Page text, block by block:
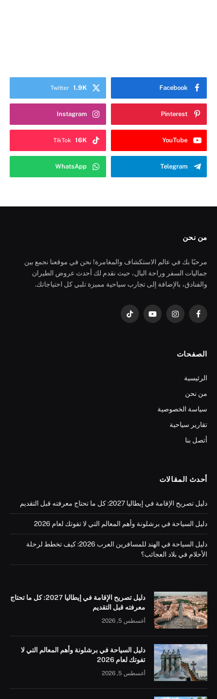
Facebook
Twitter 1.9K
Pinterest
Instagram
YouTube
TikTok 16K
Telegram
WhatsApp
من نحن
مرحبًا بك في عالم الاستكشاف والمغامرة! نحن في موقعنا نجمع بين
جماليات السفر وراحة البال، حيث نقدم لك أحدث عروض الطيران
والفنادق، بالإضافة إلى تجارب سياحية مميزة تلبي كل احتياجاتك.
فيسبوكالانستغراميوتيوب تيكتوك
الصفحات
الرئيسية
من نحن
سياسة الخصوصية
تقارير سياحية
أتصل بنا
أحدث المقالات
دليل تصريح الإقامة في إيطاليا 2027: كل ما تحتاج معرفته قبل التقديم
دليل السياحة في برشلونة وأهم المعالم التي لا تفوتك لعام 2026
دليل السياحة في الهند للمسافرين العرب 2026: كيف تخطط لرحلة
الأحلام في بلاد العجائب؟
دليل تصريح الإقامة في إيطاليا 2027: كل ما تحتاج
معرفته قبل التقديم
أغسطس 5, 2026
دليل السياحة في برشلونة وأهم المعالم التي لا
تفوتك لعام 2026
أغسطس 5, 2026